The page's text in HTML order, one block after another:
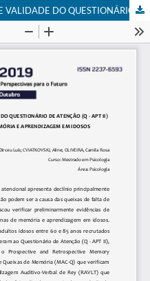
EVIDÊNCIAS PRELIMINARES DE VALIDADE DO QUESTIONÁRIO DE ATENÇÃO (Q - APT II) COM VARIÁVEIS EXTERNAS DE MEMÓRIA E APRENDIZAGEM EM IDOSOS